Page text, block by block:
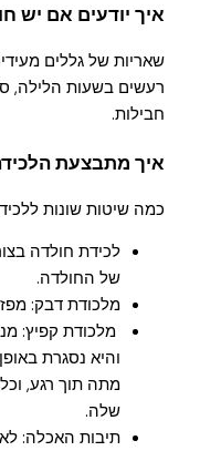
איך יודעים אם יש
שאריות של גללים
רעשים בשעות הלילה,
חבילות.
איך מתבצעת
כמה שיטות שונות
לכידת חולדה
של החולדה.
מלכודת דבק:
מלכודת קפיץ:
והיא נסגרת
מתה תוך רגע,
שלה.
תיבות האכלה: